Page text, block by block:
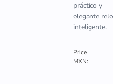
práctico y
elegante
inteligente.
Price
MXN: